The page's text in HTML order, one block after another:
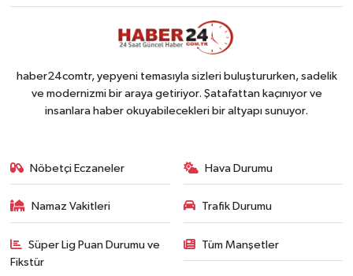
haber24comtr, yepyeni temasıyla sizleri buluştururken, sadelik
ve modernizmi bir araya getiriyor. Şatafattan kaçınıyor ve
insanlara haber okuyabilecekleri bir altyapı sunuyor.
Nöbetçi Eczaneler Hava Durumu
Namaz Vakitleri Trafik Durumu
Süper Lig Puan Durumu ve
Fikstür
Tüm Manşetler